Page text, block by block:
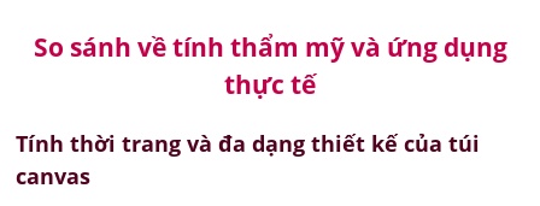
So sánh về tính thẩm mỹ và ứng dụng
thực tế
Tính thời trang và đa dạng thiết kế của túi
canvas